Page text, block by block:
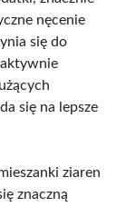
nęcenie
się do
się na lepsze
ziaren
znaczną